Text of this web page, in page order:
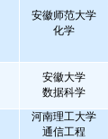
安徽师范大学
化学
安徽大学
数据科学
河南理工大学
通信工程